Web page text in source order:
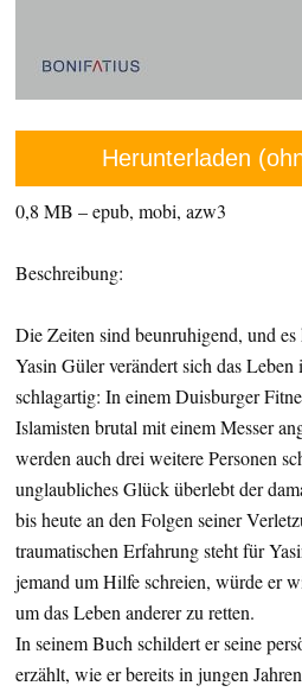
Herunterladen
0,8 MB – epub, mobi, azw3
Beschreibung:
Die Zeiten sind beunruhigend, und
Yasin Güler verändert sich das
schlagartig: In einem Duisburger
Islamisten brutal mit einem Messer
werden auch drei weitere Personen
unglaubliches Glück überlebt der
bis heute an den Folgen seiner
traumatischen Erfahrung steht für
jemand um Hilfe schreien, würde er
um das Leben anderer zu retten.
In seinem Buch schildert er seine
erzählt, wie er bereits in jungen